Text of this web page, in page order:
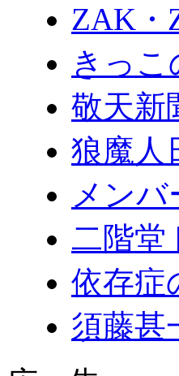
ZAK・
きっ
敬天新
狼魔人
メンバ
二階堂
依存症
須藤甚